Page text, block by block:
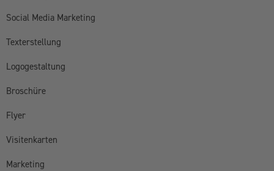
Social Media Marketing
Texterstellung
Logogestaltung
Broschüre
Flyer
Visitenkarten
Marketing